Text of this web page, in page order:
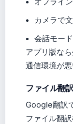
カメラで
会話モー
アプリ版な
通信環境が
ファイル翻
Google翻訳
ファイル翻